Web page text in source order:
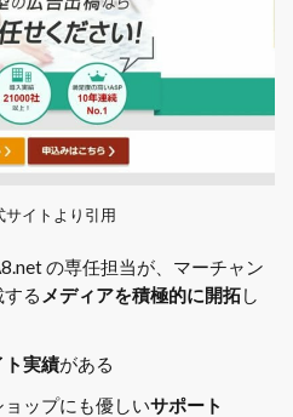
イトより引用
の専任担当が、マーチャン
る メディアを積極的に開拓し
ト実績がある
ップにも優しいサポート